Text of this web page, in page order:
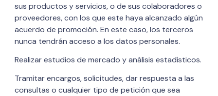
sus productos y servicios, o de sus colaboradores o
proveedores, con los que este haya alcanzado algún
acuerdo de promoción. En este caso, los terceros
nunca tendrán acceso a los datos personales.
Realizar estudios de mercado y análisis estadísticos.
Tramitar encargos, solicitudes, dar respuesta a las
consultas o cualquier tipo de petición que sea